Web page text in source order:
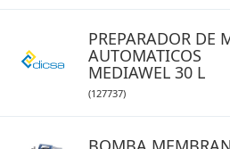
PREPARADOR DE
AUTOMATICOS
MEDIAWEL 30 L
(127737)